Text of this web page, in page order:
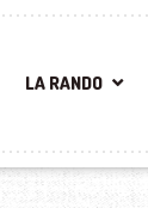
LA RANDO